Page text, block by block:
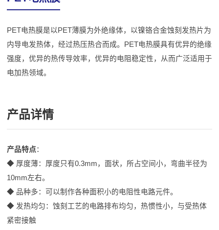
PET电热膜是以PET薄膜为外绝缘体，以镍铬合金蚀刻发热片为
内导电发热体，经过热压热合而成。PET电热膜具有优异的绝缘
强度，优异的热传导效率，优异的电阻稳定性，从而广泛适用于
电加热领域。
产品详情
产品特点：
◆ 厚度薄：厚度只有0.3mm，面状，所占空间小，弯曲半径为
10mm左右。
◆ 品种多：可以制作各种面积小的电阻性电路元件。
◆ 发热均匀：蚀刻工艺的电路排布均匀，热惯性小，与受热体
紧密接触